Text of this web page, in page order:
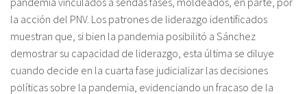
eu
en
la acción del PNV. Los patrones de liderazgo identificados
muestran que, si bien la pandemia posibilitó a Sánchez
demostrar su capacidad de liderazgo, esta última se diluye
cuando decide en la cuarta fase judicializar las decisiones
políticas sobre la pandemia, evidenciando un fracaso de la